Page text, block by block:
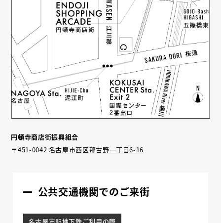
円頓寺商店街振興組合
〒451-0042 名古屋市西区那古野一丁目6-16
公共交通機関でのご来街